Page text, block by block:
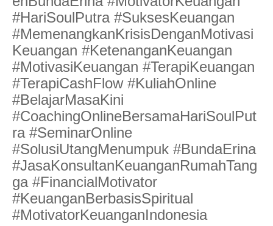
#HariSoulPutra #SuksesKeuangan
#MemenangkanKrisisDenganMotivasi
Keuangan #KetenanganKeuangan
#MotivasiKeuangan #TerapiKeuangan
#TerapiCashFlow #KuliahOnline
#BelajarMasaKini
#CoachingOnlineBersamaHariSoulPut
ra #SeminarOnline
#SolusiUtangMenumpuk #BundaErina
#JasaKonsultanKeuanganRumahTang
ga #FinancialMotivator
#KeuanganBerbasisSpiritual
#MotivatorKeuanganIndonesia